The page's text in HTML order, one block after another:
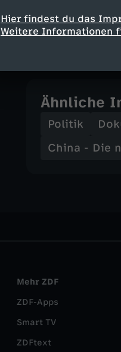
Hier findest du das
Weitere Informationen
Bedeutung
Ähnliche
Politik
China - Die
Mehr ZDF
ZDF-Apps
Smart TV
ZDFtext